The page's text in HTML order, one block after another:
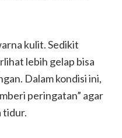
kulit. Sedikit
lebih gelap bisa
Dalam kondisi ini,
peringatan” agar
tidur.